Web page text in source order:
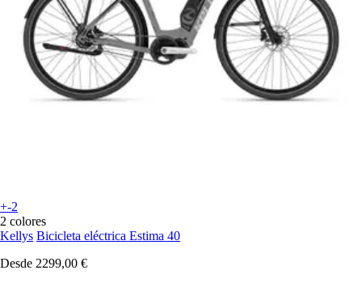
+-2
2 colores
Kellys Bicicleta eléctrica Estima 40
Desde 2299,00 €